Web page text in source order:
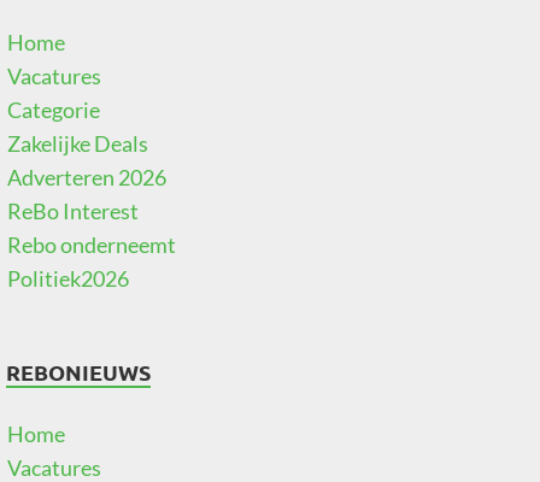
Home
Vacatures
Categorie
Zakelijke Deals
Adverteren 2026
ReBo Interest
Rebo onderneemt
Politiek2026
REBONIEUWS
Home
Vacatures